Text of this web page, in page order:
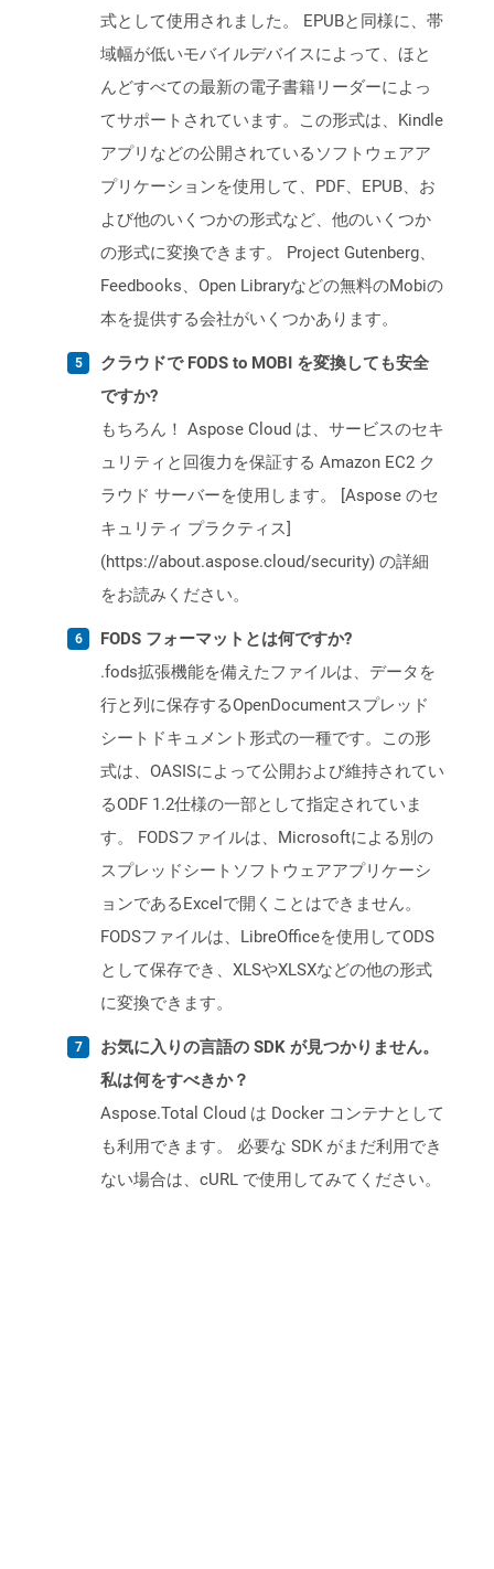
式として使用されました。 EPUBと同様に、帯
域幅が低いモバイルデバイスによって、ほと
んどすべての最新の電子書籍リーダーによっ
てサポートされています。この形式は、Kindle
アプリなどの公開されているソフトウェアア
プリケーションを使用して、PDF、EPUB、お
よび他のいくつかの形式など、他のいくつか
の形式に変換できます。 Project Gutenberg、
Feedbooks、Open Libraryなどの無料のMobiの
本を提供する会社がいくつかあります。
クラウドで FODS to MOBI を変換しても安全
ですか?
もちろん！ Aspose Cloud は、サービスのセキ
ュリティと回復力を保証する Amazon EC2 ク
ラウド サーバーを使用します。 [Aspose のセ
キュリティ プラクティス]
(https://about.aspose.cloud/security) の詳細
をお読みください。
FODS フォーマットとは何ですか?
.fods拡張機能を備えたファイルは、データを
行と列に保存するOpenDocumentスプレッド
シートドキュメント形式の一種です。この形
式は、OASISによって公開および維持されてい
るODF 1.2仕様の一部として指定されていま
す。 FODSファイルは、Microsoftによる別の
スプレッドシートソフトウェアアプリケーシ
ョンであるExcelで開くことはできません。
FODSファイルは、LibreOfficeを使用してODS
として保存でき、XLSやXLSXなどの他の形式
に変換できます。
お気に入りの言語の SDK が見つかりません。
私は何をすべきか？
Aspose.Total Cloud は Docker コンテナとして
も利用できます。 必要な SDK がまだ利用でき
ない場合は、cURL で使用してみてください。